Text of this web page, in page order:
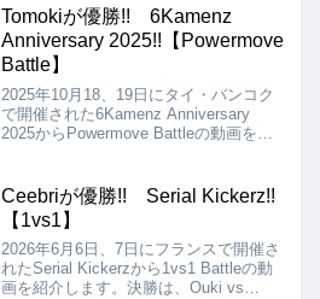
した!!
Tomokiが優勝!! 6Kamenz
Anniversary 2025!!【Powermove
Battle】
2025年10月18、19日にタイ・バンコク
で開催された6Kamenz Anniversary
2025からPowermove Battleの動画を紹
勝となりました!!
Ceebriが優勝!! Serial Kickerz!!
【1vs1】
2026年6月6日、7日にフランスで開催さ
れたSerial Kickerzから1vs1 Battleの動
画を紹介します。決勝は、Ouki vs